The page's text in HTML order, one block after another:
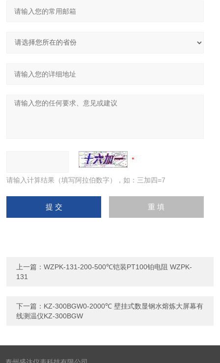
请输入计算结果（填写阿拉伯数字），如：三加四=7
上一篇：WZPK-131-200-500℃铠装PT100铂电阻 WZPK-
131
下一篇： KZ-300BGW0-2000℃ 壁挂式数显钢水熔炼大屏幕有
线测温仪KZ-300BGW